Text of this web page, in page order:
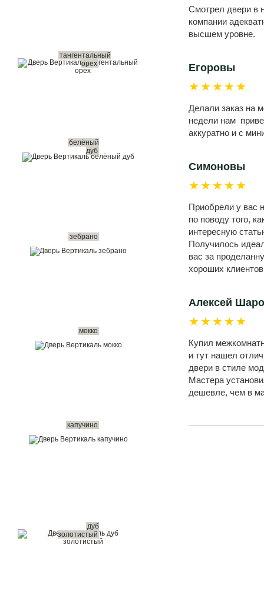
тангентальный
орех
белёный
дуб
зебрано
мокко
капучино
дуб
золотистый
Смотрел двери в
компании
высшем уровне.
Егоровы
★★★★★
Делали заказ на
недели нам
аккуратно и с
Симоновы
★★★★★
Приобрели у вас
по поводу того,
интересную
Получилось
вас за
хороших
Алексей
★★★★★
Купил
и тут нашел
двери в стиле
Мастера
дешевле, чем в